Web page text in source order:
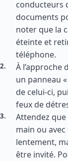
conducteurs
documents
noter que la
éteinte et
téléphone.
À
un panneau
de celui-ci,
feux de
Attendez
main ou
lentement,
être invité.